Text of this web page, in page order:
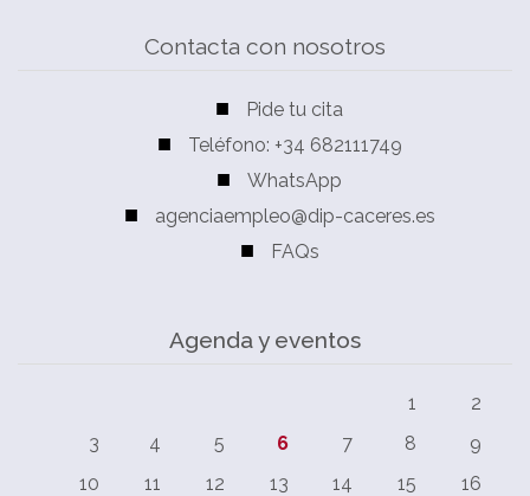
Contacta con nosotros
Pide tu cita
Teléfono: +34 682111749
WhatsApp
agenciaempleo@dip-caceres.es
FAQs
Agenda y eventos
1
2
3
4 5 6 7 8
9
10
11 12 13 14 15
16